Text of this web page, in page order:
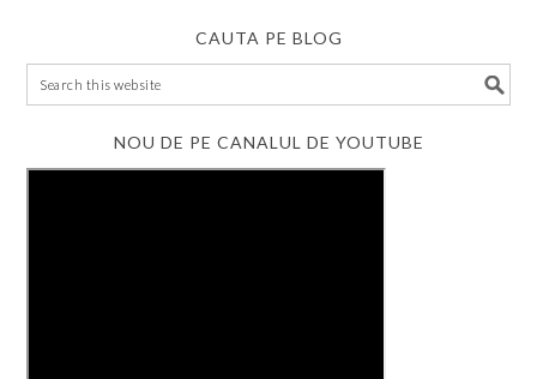
CAUTA PE BLOG
NOU DE PE CANALUL DE YOUTUBE